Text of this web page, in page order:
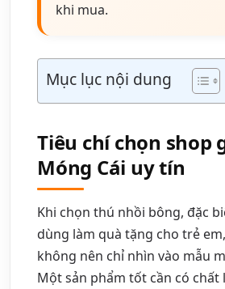
khi mua.
Mục lục nội dung
Tiêu chí chọn shop
Móng Cái uy tín
Khi chọn thú nhồi bông, đặc
dùng làm quà tặng cho trẻ
không nên chỉ nhìn vào mẫu
Một sản phẩm tốt cần có chất